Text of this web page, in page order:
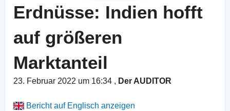
Erdnüsse: Indien hofft
auf größeren
Marktanteil
23. Februar 2022 um 16:34 , Der AUDITOR
Bericht auf Englisch anzeigen